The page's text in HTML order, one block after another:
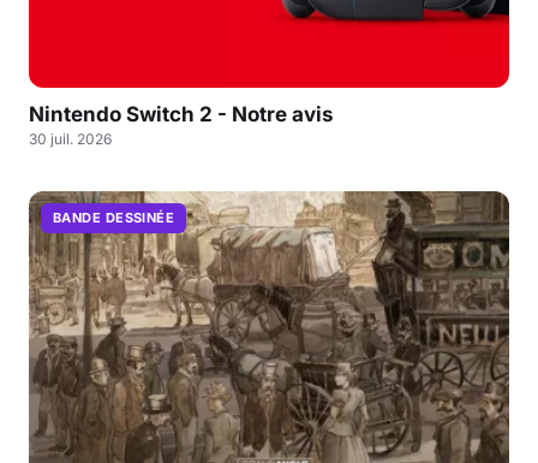
Nintendo Switch 2 - Notre avis
30 juil. 2026
BANDE DESSINÉE